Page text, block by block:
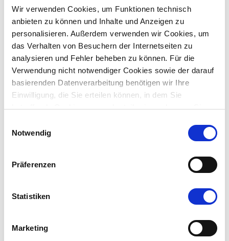
Wir verwenden Cookies, um Funktionen technisch
anbieten zu können und Inhalte und Anzeigen zu
personalisieren. Außerdem verwenden wir Cookies, um
das Verhalten von Besuchern der Internetseiten zu
analysieren und Fehler beheben zu können. Für die
Verwendung nicht notwendiger Cookies sowie der darauf
basierenden Datenverarbeitung benötigen wir Ihre
Einwilligung, die Sie erteilen können, in dem Sie
betreffende Cookies ganz oder teilweise zulassen. Sie
Zukunft widerrufen.
Notwendig
Präferenzen
Statistiken
Marketing
DATEV, Rolls Royce und Rohde & Schwarz sowie Behörden
wie die Bundeswehr, Polizeibehörden und Regionalträger
der deutschen Rentenversicherung. Im Jahr 2017 gründete
der Softwarehersteller die US-Tochtergesellschaft IntraFind
Inc. mit Sitz in New York.